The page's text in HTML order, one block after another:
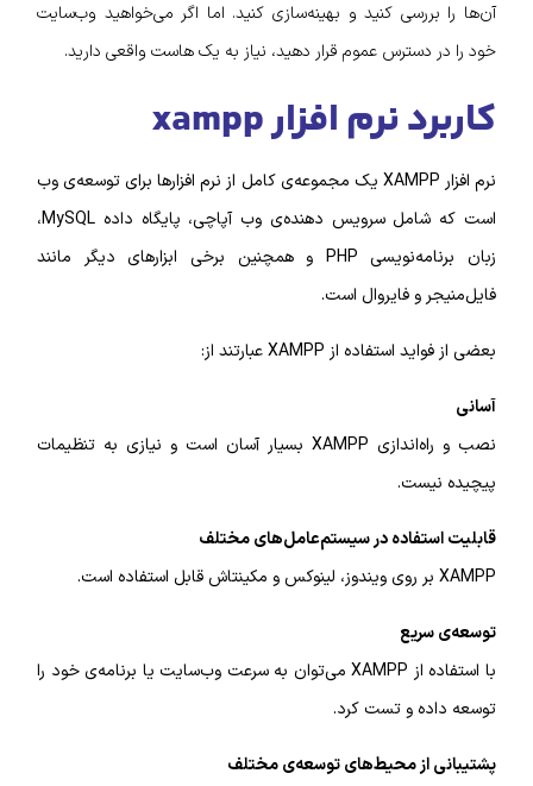
آن‌ها را بررسی کنید و بهینه‌سازی کنید. اما اگر می‌خواهید وب‌سایت
خود را در دسترس عموم قرار دهید، نیاز به یک هاست واقعی دارید.
کاربرد نرم افزار xampp
نرم افزار XAMPP یک مجموعه‌ی کامل از نرم افزارها برای توسعه‌ی وب
است که شامل سرویس دهنده‌ی وب آپاچی، پایگاه داده MySQL،
زبان برنامه‌نویسی PHP و همچنین برخی ابزارهای دیگر مانند
فایل‌منیجر و فایر‌وال است.
بعضی از فواید استفاده از XAMPP عبارتند از:
آسانی
نصب و راه‌اندازی XAMPP بسیار آسان است و نیازی به تنظیمات
پیچیده نیست.
قابلیت استفاده در سیستم‌عامل‌های مختلف
XAMPP بر روی ویندوز، لینوکس و مکینتاش قابل استفاده است.
توسعه‌ی سریع
با استفاده از XAMPP می‌توان به سرعت وب‌سایت یا برنامه‌ی خود را
توسعه داده و تست کرد.
پشتیبانی از محیط‌های توسعه‌ی مختلف